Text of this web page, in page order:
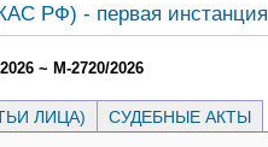
РФ) - первая инстанция
~ М-2720/2026
ЛИЦА) СУДЕБНЫЕ АКТЫ